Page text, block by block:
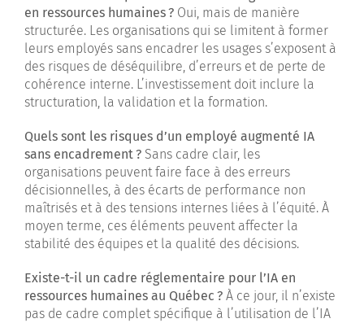
en ressources humaines ? Oui, mais de manière
structurée. Les organisations qui se limitent à former
leurs employés sans encadrer les usages s’exposent à
des risques de déséquilibre, d’erreurs et de perte de
cohérence interne. L’investissement doit inclure la
structuration, la validation et la formation.
Quels sont les risques d’un employé augmenté IA
sans encadrement ? Sans cadre clair, les
organisations peuvent faire face à des erreurs
décisionnelles, à des écarts de performance non
maîtrisés et à des tensions internes liées à l’équité. À
moyen terme, ces éléments peuvent affecter la
stabilité des équipes et la qualité des décisions.
Existe-t-il un cadre réglementaire pour l’IA en
ressources humaines au Québec ? À ce jour, il n’existe
pas de cadre complet spécifique à l’utilisation de l’IA